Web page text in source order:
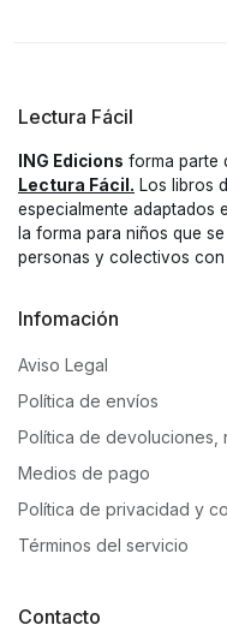
Lectura Fácil
ING Edicions forma parte
Lectura Fácil. Los libros
especialmente adaptados
la forma para niños que se
personas y colectivos con
Infomación
Aviso Legal
Política de envíos
Política de devoluciones,
Medios de pago
Política de privacidad y
Términos del servicio
Contacto